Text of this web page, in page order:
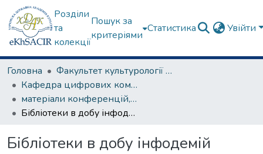
Розділи
та
колекції
Пошук за
критеріями
Статистика Увійти
Головна
Факультет культурології та соціальних комунікацій
Кафедра цифрових комунікацій та інформаційних технологій
матеріали конференцій, семінарів, круглих столів та ін.
Бібліотеки в добу інфодемій
Бібліотеки в добу інфодемій